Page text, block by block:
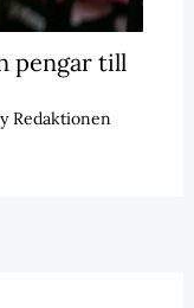
pengar till
Redaktionen